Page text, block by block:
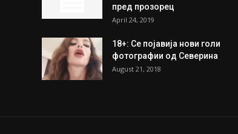
пред прозорец
April 24, 2019
18+: Се појавија нови голи
фотографии од Северина
August 21, 2018